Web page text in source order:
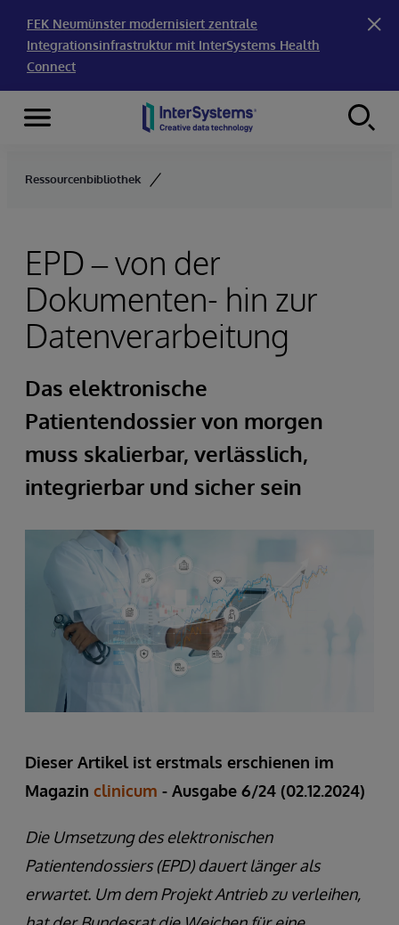
FEK Neumünster modernisiert zentrale
Integrationsinfrastruktur mit InterSystems Health
Connect
Skip to content
Menu
Ressourcenbibliothek
EPD – von der
Dokumenten- hin zur
Datenverarbeitung
Das elektronische
Patientendossier von morgen
muss skalierbar, verlässlich,
integrierbar und sicher sein
Dieser Artikel ist erstmals erschienen im
Magazin clinicum - Ausgabe 6/24 (02.12.2024)
Die Umsetzung des elektronischen
Patientendossiers (EPD) dauert länger als
erwartet. Um dem Projekt Antrieb zu verleihen,